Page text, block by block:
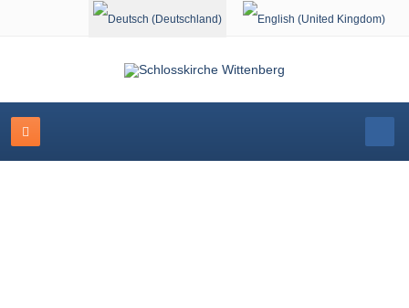
Sprache auswählen